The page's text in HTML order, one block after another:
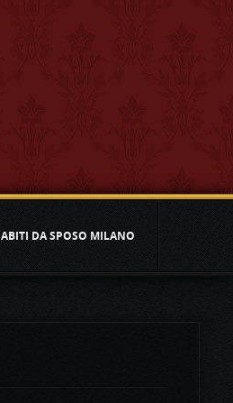
ABITI DA SPOSO MILANO